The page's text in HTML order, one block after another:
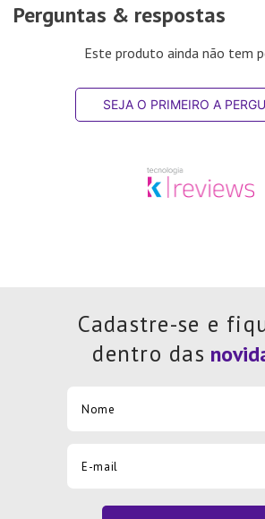
Perguntas & respostas
Este produto ainda não tem
SEJA O PRIMEIRO A
Cadastre-se e
dentro das